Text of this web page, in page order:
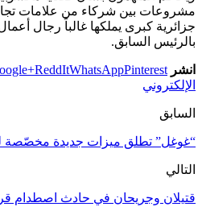
مشروعات بين شركاء من علامات
جزائرية كبرى يملكها غالباً رجال
بالرئيس السابق.
انشر ReddItWhatsAppPinterest
الإلكتروني
السابق
“غوغل” تطلق ميزات جديدة مخصّصة
التالي
قتيلان وجريحان في حادث اصطدام